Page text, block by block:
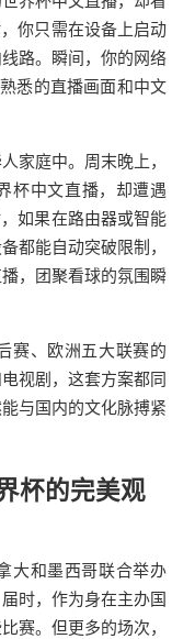
你只需在设备上启动
路。瞬间，你的网络
悉的直播画面和中文
家庭中。周末晚上，
杯中文直播，却遭遇
如果在路由器或智能
都能自动突破限制，
，团聚看球的氛围瞬
赛、欧洲五大联赛的
视剧，这套方案都同
与国内的文化脉搏紧
杯的完美观
大和墨西哥联合举办
时，作为身在主办国
赛。但更多的场次，